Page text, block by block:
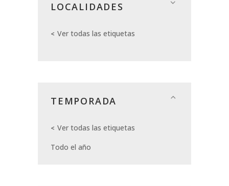
LOCALIDADES
Ver todas las etiquetas
TEMPORADA
Ver todas las etiquetas
Todo el año